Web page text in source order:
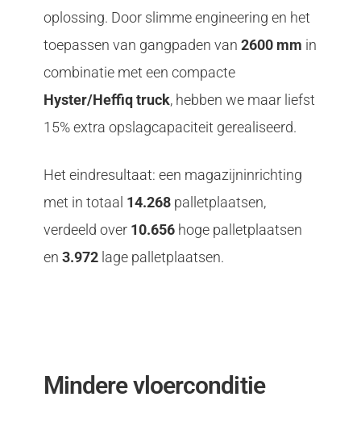
oplossing. Door slimme engineering en het
toepassen van gangpaden van 2600 mm in
combinatie met een compacte
Hyster/Heffiq truck, hebben we maar liefst
15% extra opslagcapaciteit gerealiseerd.
Het eindresultaat: een magazijninrichting
met in totaal 14.268palletplaatsen,
verdeeld over 10.656hoge palletplaatsen
en 3.972lage palletplaatsen.
Mindere vloerconditie